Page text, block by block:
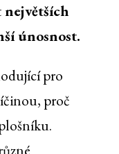
největších
únosnost.
pro
proč